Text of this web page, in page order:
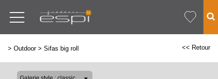
> Outdoor> Sifas big roll << Retour